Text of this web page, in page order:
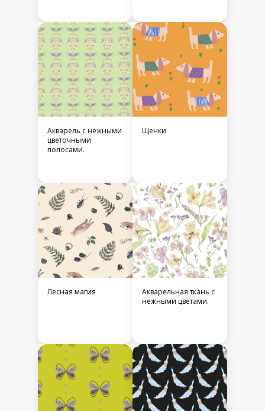
Акварель с нежными
цветочными
полосами.
Щенки
Лесная магия
Акварельная ткань с
нежными цветами.